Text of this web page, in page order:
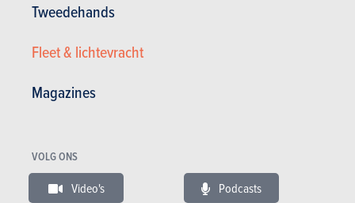
Tweedehands
Fleet & lichtevracht
Magazines
VOLG ONS
Video's Podcasts
Laatste aanbevolen video
GESCHREVEN DOOR FRÉDÉRIC KEVERSOP20-03-2025
Web Editor